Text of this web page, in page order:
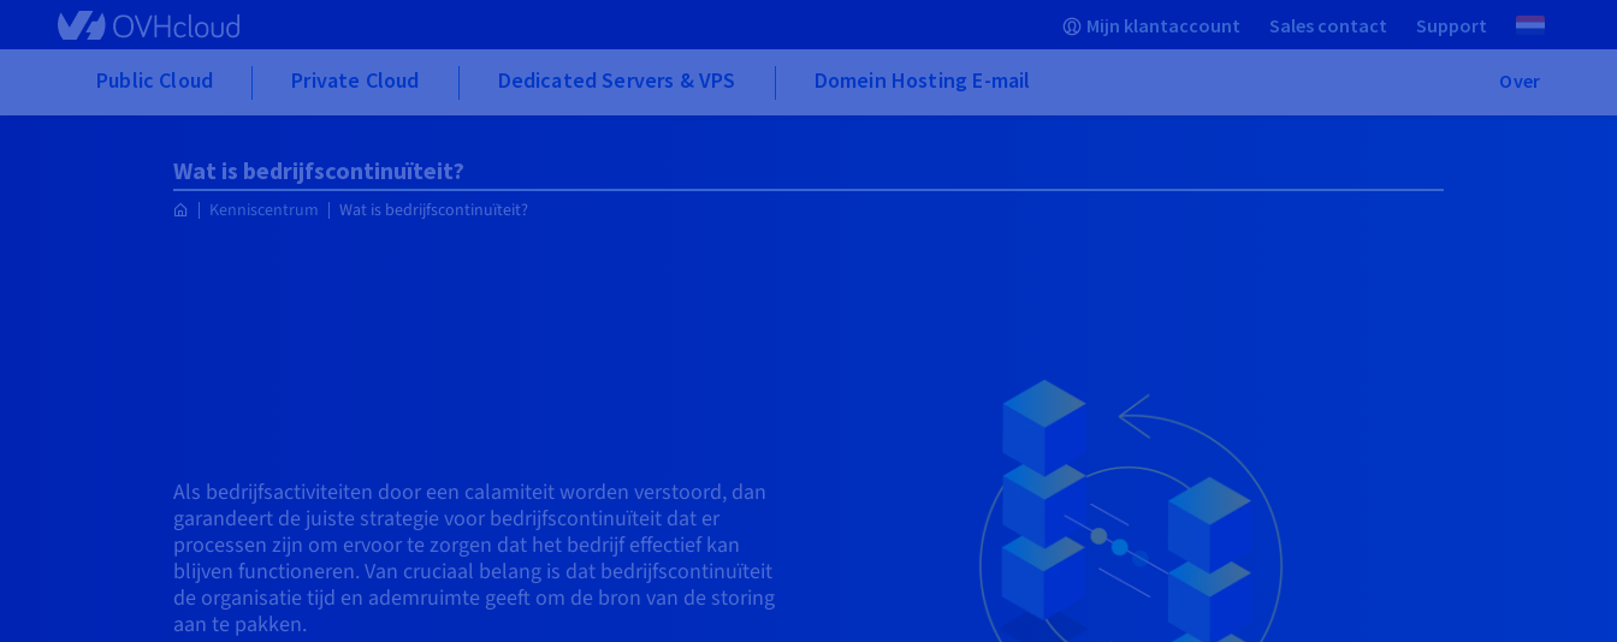
Skip to main content Mijn klantaccount Sales contact Support
Public Cloud Private Cloud Dedicated Servers & VPS Domein Hosting E-mail Over
Wat is bedrijfscontinuïteit?
Kenniscentrum Wat is bedrijfscontinuïteit?
Als bedrijfsactiviteiten door een calamiteit worden verstoord, dan
garandeert de juiste strategie voor bedrijfscontinuïteit dat er
processen zijn om ervoor te zorgen dat het bedrijf effectief kan
blijven functioneren. Van cruciaal belang is dat bedrijfscontinuïteit
de organisatie tijd en ademruimte geeft om de bron van de storing
aan te pakken.